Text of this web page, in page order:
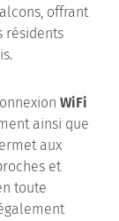
offrant
résidents
WiFi
ainsi que
aux
et
toute